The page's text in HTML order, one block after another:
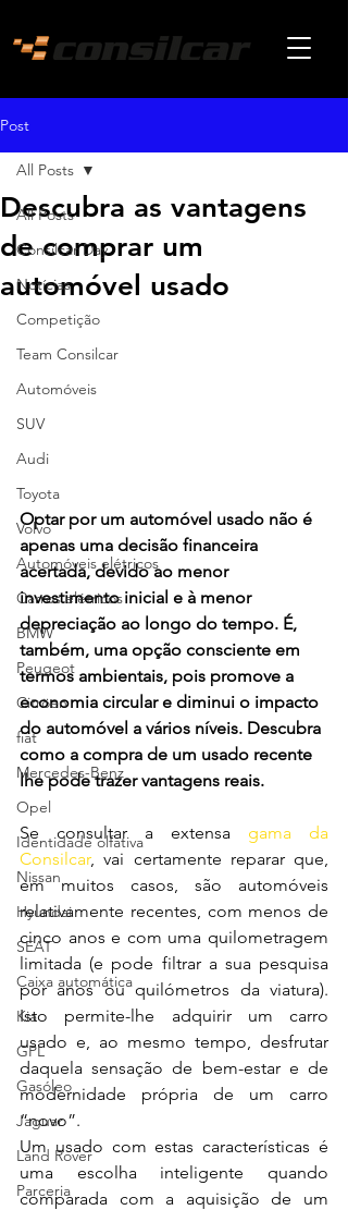
Post
All Posts
Consilcar Day
Notícias
Competição
Team Consilcar
Automóveis
SUV
Audi
Toyota
Volvo
Automóveis elétricos
Carros elétricos
BMW
Peugeot
Citröen
fiat
Mercedes-Benz
Opel
Identidade olfativa
Nissan
Hyundai
SEAT
Caixa automática
Kia
GPL
Gasóleo
Jaguar
Land Rover
Parceria
All Posts
Descubra as vantagens
de comprar um
automóvel usado
Optar por um automóvel usado não é
apenas uma decisão financeira
acertada, devido ao menor
investimento inicial e à menor
depreciação ao longo do tempo. É,
também, uma opção consciente em
termos ambientais, pois promove a
economia circular e diminui o impacto
do automóvel a vários níveis. Descubra
como a compra de um usado recente
lhe pode trazer vantagens reais.
Se consultar a extensa gama da
Consilcar, vai certamente reparar que,
em muitos casos, são automóveis
relativamente recentes, com menos de
cinco anos e com uma quilometragem
limitada (e pode filtrar a sua pesquisa
por anos ou quilómetros da viatura).
Isto permite-lhe adquirir um carro
usado e, ao mesmo tempo, desfrutar
daquela sensação de bem-estar e de
modernidade própria de um carro
“novo”.
Um usado com estas características é
uma escolha inteligente quando
comparada com a aquisição de um